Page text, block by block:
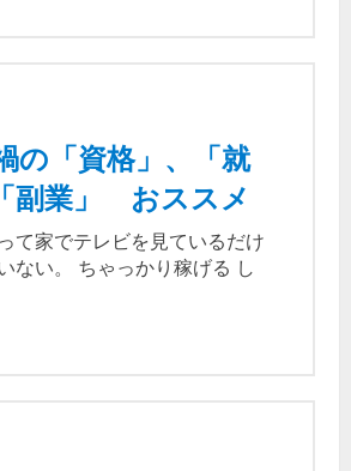
の「資格」、「就
副業」 おススメ
て家でテレビを見ているだけ
ない。 ちゃっかり稼げる し